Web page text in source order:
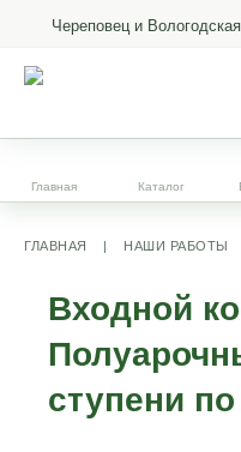
Череповец и
Главная Каталог
ГЛАВНАЯ | НАШИ РАБОТЫ
Входной
ступени